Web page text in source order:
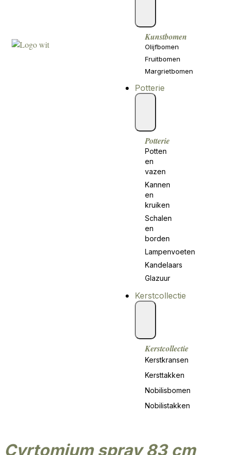
Kunstbomen
Olijfbomen
Fruitbomen
Margrietbomen
Potterie
Potterie
Potten
en
vazen
Kannen
en
kruiken
Schalen
en
borden
Lampenvoeten
Kandelaars
Glazuur
Kerstcollectie
Kerstcollectie
Kerstkransen
Kersttakken
Nobilisbomen
Nobilistakken
cyrtomium spray 83 cm